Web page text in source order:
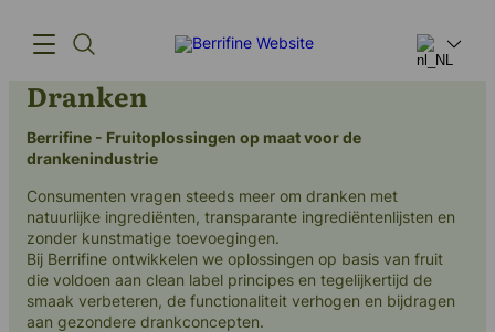
Producten
Innovatie
Toeleveringsketen
Ons verhaal
Dranken
Berrifine - Fruitoplossingen op maat voor de
drankenindustrie
Consumenten vragen steeds meer om dranken met
natuurlijke ingrediënten, transparante ingrediëntenlijsten en
zonder kunstmatige toevoegingen.
Bij Berrifine ontwikkelen we oplossingen op basis van fruit
die voldoen aan clean label principes en tegelijkertijd de
smaak verbeteren, de functionaliteit verhogen en bijdragen
aan gezondere drankconcepten.